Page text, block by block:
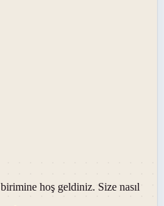
birimine hoş geldiniz. Size nasıl